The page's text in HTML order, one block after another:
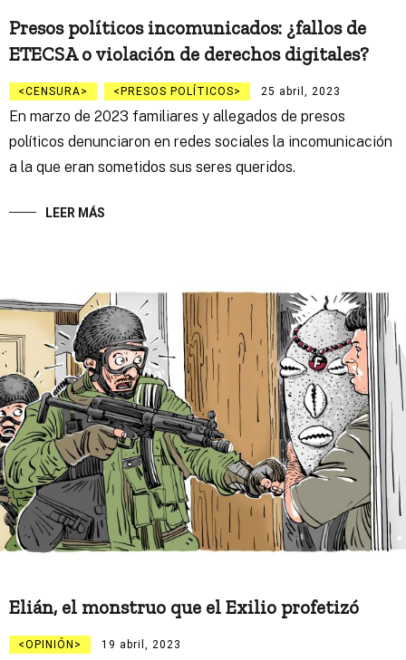
Presos políticos incomunicados: ¿fallos de
ETECSA o violación de derechos digitales?
CENSURA PRESOS POLÍTICOS 25 abril, 2023
En marzo de 2023 familiares y allegados de presos
políticos denunciaron en redes sociales la incomunicación
a la que eran sometidos sus seres queridos.
LEER MÁS
Elián, el monstruo que el Exilio profetizó
OPINIÓN 19 abril, 2023